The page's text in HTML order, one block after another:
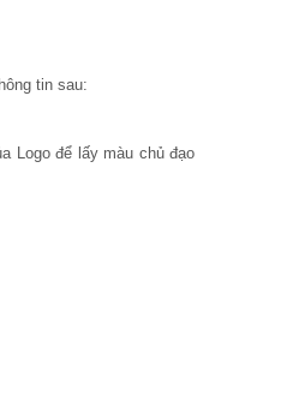
tin sau:
Logo để lấy màu chủ đạo